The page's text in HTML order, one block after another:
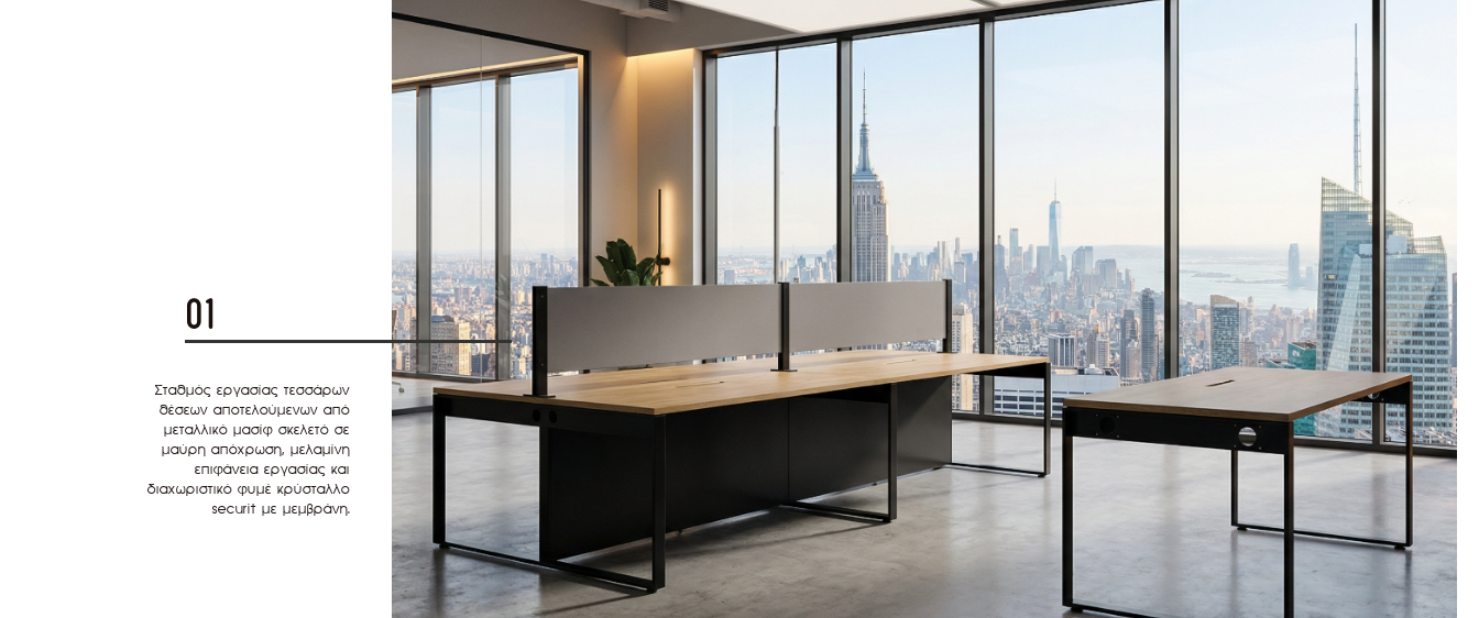
01
Σταθμός εργασίας τεσσάρων
θέσεων αποτελούμενων από
μεταλλικό μασίφ σκελετό σε
μαύρη απόχρωση, μελαμίνη
επιφάνεια εργασίας και
διαχωριστικό φυμέ κρύσταλλο
securit με μεμβράνη.